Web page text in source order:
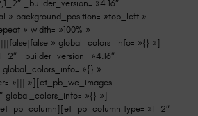
_builder_version= »4.16″
» background_position= »top_left »
» width= »100% »
» global_colors_info= »{} »]
_builder_version= »4.16″
»{} »
»||| »][et_pb_wc_images
global_colors_info= »{} »]
type= »1_2″